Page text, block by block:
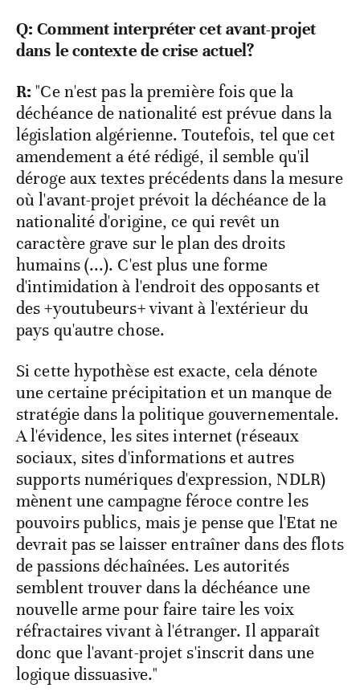
Q: Comment interpréter cet avant-projet
dans le contexte de crise actuel?
R: "Ce n'est pas la première fois que la
déchéance de nationalité est prévue dans la
législation algérienne. Toutefois, tel que cet
amendement a été rédigé, il semble qu'il
déroge aux textes précédents dans la mesure
où l'avant-projet prévoit la déchéance de la
nationalité d'origine, ce qui revêt un
caractère grave sur le plan des droits
humains (...). C'est plus une forme
d'intimidation à l'endroit des opposants et
des +youtubeurs+ vivant à l'extérieur du
pays qu'autre chose.
Si cette hypothèse est exacte, cela dénote
une certaine précipitation et un manque de
stratégie dans la politique gouvernementale.
A l'évidence, les sites internet (réseaux
sociaux, sites d'informations et autres
supports numériques d'expression, NDLR)
mènent une campagne féroce contre les
pouvoirs publics, mais je pense que l'Etat ne
devrait pas se laisser entraîner dans des flots
de passions déchaînées. Les autorités
semblent trouver dans la déchéance une
nouvelle arme pour faire taire les voix
réfractaires vivant à l'étranger. Il apparaît
donc que l'avant-projet s'inscrit dans une
logique dissuasive."